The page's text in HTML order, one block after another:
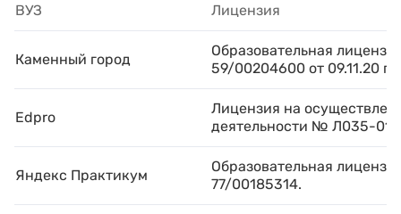
ВУЗ Лицензия
Каменный город
Образовательная
59/00204600 от 09.11.20 г.
Edpro
Лицензия на
деятельности № Л035-
Яндекс Практикум
Образовательная
77/00185314.